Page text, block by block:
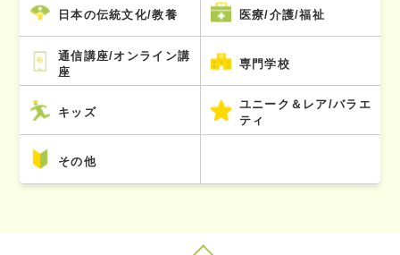
日本の伝統文化/教養 医療/介護/福祉
通信講座/オンライン講
座
専門学校
キッズ
ユニーク＆レア/バラエ
ティ
その他